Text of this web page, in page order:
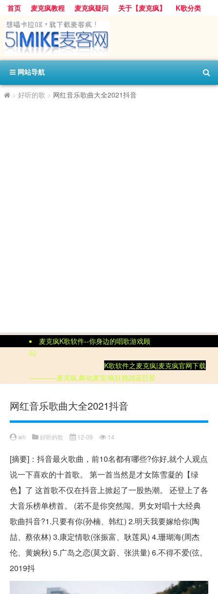
首页 麦克疯教程 麦克疯疑问 关于【麦克疯】 K歌分类
网站导航
> 好听的歌 > 网红音乐歌曲大全2021抖音
麦克疯K歌软件--你身边的唱歌游戏顾
问
K歌软件之麦克疯|麦克疯官网下载
————麦克疯,舞动麦克|疯狂挑战蓝巨星
网红音乐歌曲大全2021抖音
wh 好听的歌 12-09 14
[摘要]：抖音最火歌曲，前10名都有哪些?你好,就个人观点
说一下喜欢的十首歌。 第一首当然是才女陈雪凝的【绿
色】了 这首歌不仅在抖音上掀起了一股热潮。 还登上了各
大音乐榜单榜首。 (若不是你突然闯。男女对唱十大经典
歌曲抖音?1.只要有你(孙楠、韩红) 2.明天我要嫁给你(陶
喆、蔡依林) 3.康定情歌(张振富、耿莲凤) 4.珊瑚海(周杰
伦、黄婉秋) 5.广岛之恋(莫文蔚、张洪量) 6.不得不爱(弦。
2019抖